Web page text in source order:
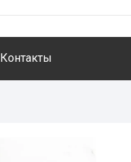
Контакты